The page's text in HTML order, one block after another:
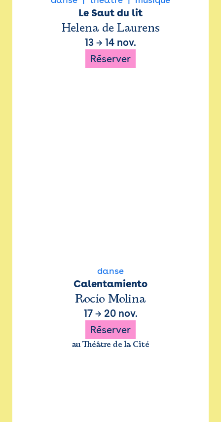
Le Saut du lit
Helena de Laurens
13 → 14 nov.
Réserver
danse
Calentamiento
Rocío Molina
17→ 20 nov.
Réserver
au Théâtre de la Cité